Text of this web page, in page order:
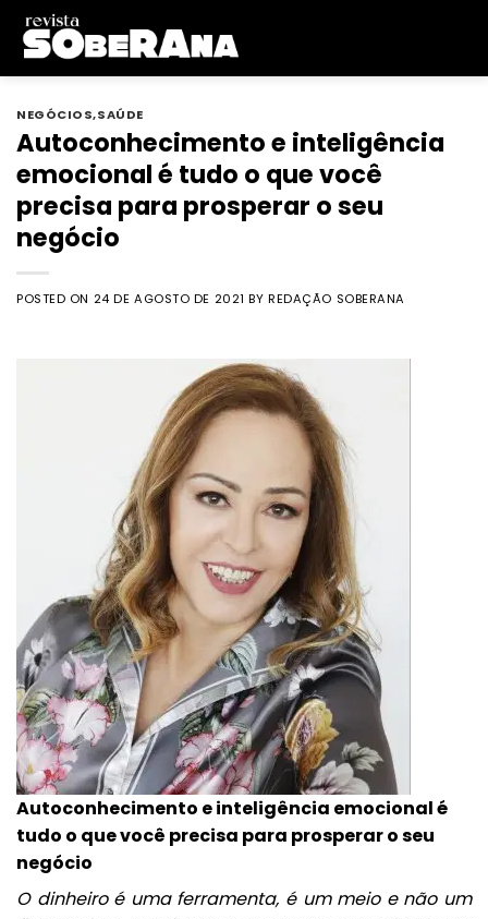
Skip
content
NEGÓCIOS,SAÚDE
Autoconhecimento e inteligência
emocional é tudo o que você
precisa para prosperar o seu
negócio
POSTED ON 24 DE AGOSTO DE 2021 BYREDAÇÃO SOBERANA
Autoconhecimento e inteligência emocional é
tudo o que você precisa para prosperar o seu
negócio
O dinheiro é uma ferramenta, é um meio e não um